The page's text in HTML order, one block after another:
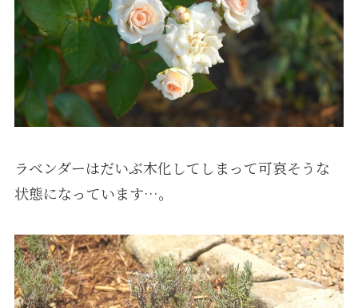
ラベンダーはだいぶ木化してしまって可哀そうな
状態になっています…。